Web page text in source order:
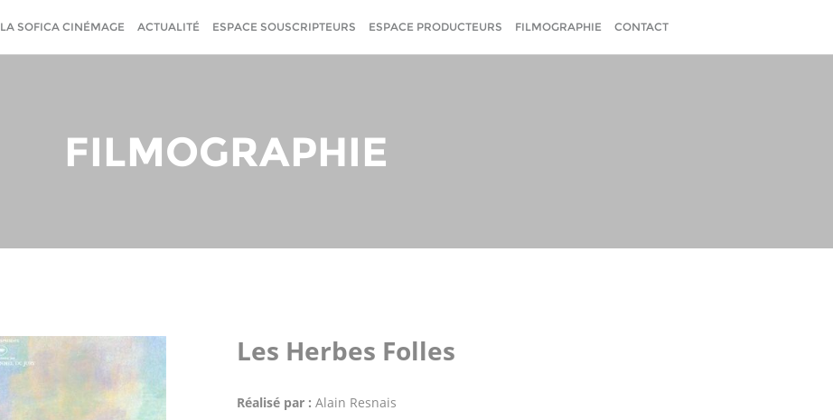
LA SOFICA CINÉMAGE ACTUALITÉ ESPACE SOUSCRIPTEURS ESPACE PRODUCTEURS FILMOGRAPHIE CONTACT
FILMOGRAPHIE
Les Herbes Folles
Réalisé par : Alain Resnais